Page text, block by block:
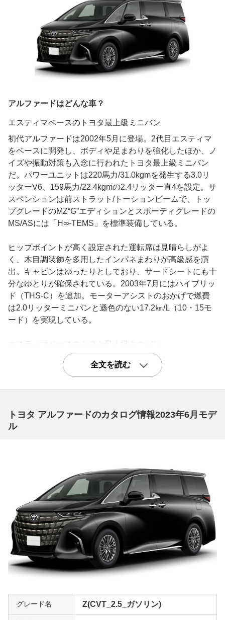
アルファードはどんな車？
エスティマベースのトヨタ最上級ミニバン
初代アルファードは2002年5月に登場。2代目エスティマ
をベースに開発し、ボディや足まわりを強化したほか、ノ
イズや振動対策も入念に行われたトヨタ最上級ミニバン
だ。パワーユニットは220馬力/31.0kgmを発生する3.0リ
ッターV6、159馬力/22.4kgmの2.4リッター直4を設定。サ
スペンションは前ストラット/トーションビームで、トッ
プグレードのMZ“G”エディションとスポーティグレードの
MS/ASには「H∞-TEMS」を標準装備している。
ヒップポイントが高く設定された運転席は見晴らしがよ
く、木目調装飾を多用したインパネまわりが高級感を演
出。キャビンはゆったりとしており、サードシートにも十
分なゆとりが確保されている。2003年7月にはハイブリッ
ド（THS-C）を追加。モーターアシストのおかげで燃費
は2.0リッターミニバンと遜色のない17.2㎞/L（10・15モ
ード）を実現している。
エスティマベースのトヨタ最上級ミニバン
初代アルファードは2002年5月に登場。2代目エスティマ
をベースに開発し、ボディや足まわりを強化したほか、ノ
ッターV6、159馬力/22.4kgmの2.4リッター直4を設定。サ
スペンションは前ストラット/トーションビームで、トッ
ヒップポイントが高く設定された運転席は見晴らしがよ
く、木目調装飾を多用したインパネまわりが高級感を演
出。キャビンはゆったりとしており、サードシートにも十
分なゆとりが確保されている。2003年7月にはハイブリッ
ド（THS-C）を追加。モーターアシストのおかげで燃費
は2.0リッターミニバンと遜色のない17.2㎞/L（10・15モ
ード）を実現している。
内外装のクオリティが更に向上した2代目アルファード
プラットフォームは３代目エスティマと共通となり、エン
ジンは3.5リッターV6（280馬力/35.1kgm）、2.4リッター
全文を読む
トヨタ アルファードのカタログ情報2023年6月モデ
ル
グレード名 Z(CVT_2.5_ガソリン)